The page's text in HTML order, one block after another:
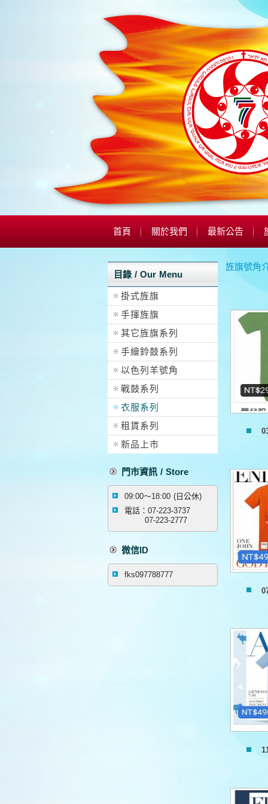
首頁 關於我們 最新公告
目錄 / Our Menu
掛式旌旗
手揮旌旗
其它旌旗系列
手繪鈴鼓系列
以色列羊號角
戰鼓系列
衣服系列
租賃系列
新品上市
門市資訊 / Store
09:00～18:00 (日公休)
電話：07-223-3737
07-223-2777
微信ID
fks097788777
旌旗號角